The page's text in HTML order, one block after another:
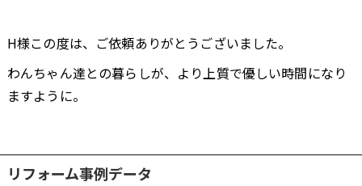
H様この度は、ご依頼ありがとうございました。
わんちゃん達との暮らしが、より上質で優しい時間になり
ますように。
リフォーム事例データ